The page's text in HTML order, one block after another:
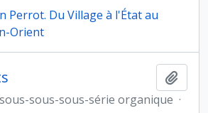
Perrot. Du Village à l'État au
Orient
sous-sous-série organique ·